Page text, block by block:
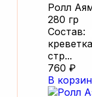
Ролл
280 гр
Состав:
стр...
760 ₽
В